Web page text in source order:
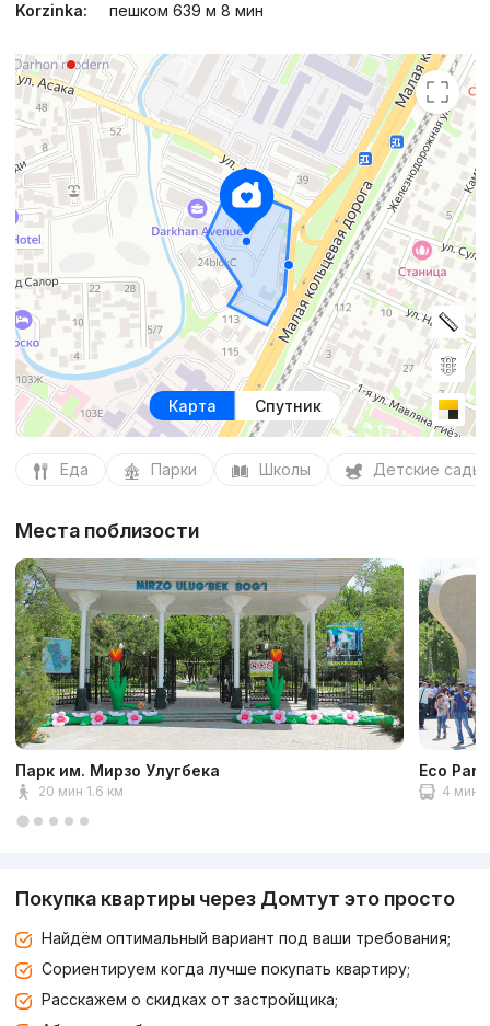
Korzinka:
пешком 639 м 8 мин
Карта Спутник
Еда Парки Школы Детские сады
Места поблизости
Парк им. Мирзо Улугбека
20 мин 1.6 км
Eco Park
4 мин
Покупка квартиры через Домтут это просто
Найдём оптимальный вариант под ваши требования;
Сориентируем когда лучше покупать квартиру;
Расскажем о скидках от застройщика;